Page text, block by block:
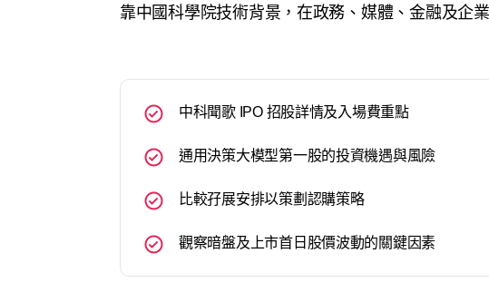
靠中國科學院技術背景，在政務、媒體、金融及企
中科聞歌 IPO 招股詳情及入場費重點
通用決策大模型第一股的投資機遇與風險
比較孖展安排以策劃認購策略
觀察暗盤及上市首日股價波動的關鍵因素